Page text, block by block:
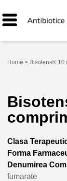
Home > Bisotens® 10
Clasa
Forma
Denumirea
fumarate